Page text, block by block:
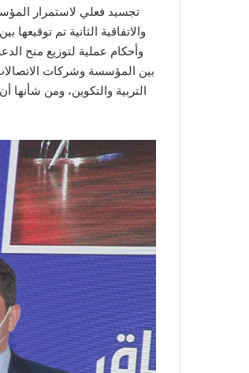
تجسيد فعلي لاستمرار
والاتفاقية الثانية تم
بين المؤسسة وشركات